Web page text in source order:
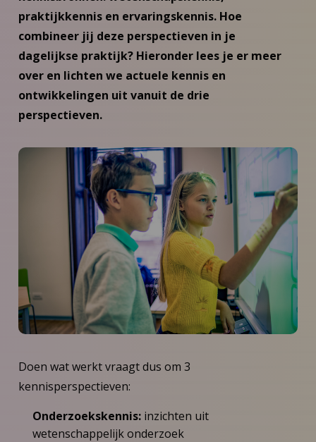
praktijkkennis en ervaringskennis. Hoe
combineer jij deze perspectieven in je
dagelijkse praktijk? Hieronder lees je er meer
over en lichten we actuele kennis en
ontwikkelingen uit vanuit de drie
perspectieven.
Doen wat werkt vraagt dus om 3
kennisperspectieven:
Onderzoekskennis:inzichten uit
wetenschappelijk onderzoek